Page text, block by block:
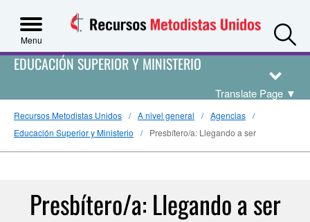
Menu
EDUCACIÓN SUPERIOR Y MINISTERIO
Translate Page ▼
Recursos Metodistas Unidos A nivel general
Agencias
Educación Superior y Ministerio
Presbítero/a: Llegando a ser
Presbítero/a: Llegando a ser